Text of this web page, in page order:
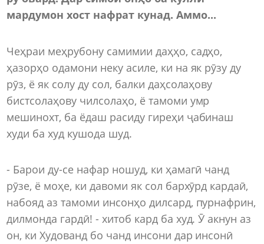
мардумон хост нафрат кунад. Аммо...
Чеҳраи меҳрубону самимии даҳҳо, садҳо,
ҳазорҳо одамони неку асиле, ки на як рӯзу ду
рӯз, ё як солу ду сол, балки даҳсолаҳову
бистсолаҳову чилсолаҳо, ё тамоми умр
мешинохт, ба ёдаш расиду гиреҳи ҷабинаш
худи ба худ кушода шуд.
- Барои ду-се нафар ношуд, ки ҳамагӣ чанд
рӯзе, ё моҳе, ки давоми як сол бархӯрд кардаӣ,
набояд аз тамоми инсонҳо дилсард, пурнафрин,
дилмонда гардӣ! - хитоб кард ба худ. Ӯ акнун аз
он, ки Худованд бо чанд инсони дар инсонӣ